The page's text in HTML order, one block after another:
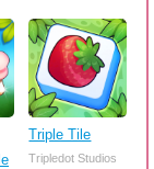
Triple Tile
Tripledot Studios